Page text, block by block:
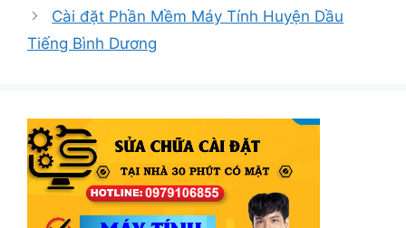
Cài đặt Phần Mềm Máy Tính Huyện Dầu
Tiếng Bình Dương